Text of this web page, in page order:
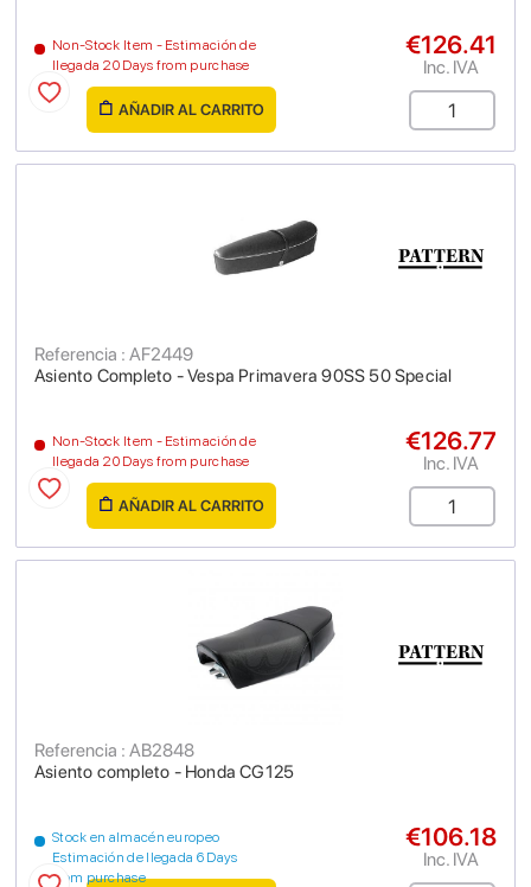
Non-Stock Item - Estimación de
llegada 20 Days from purchase
€126.41
Inc. IVA
AÑADIR AL CARRITO
Asiento Completo - Vespa Primavera 90SS 50 Special
Referencia : AF2449
Non-Stock Item - Estimación de
llegada 20 Days from purchase
€126.77
Inc. IVA
AÑADIR AL CARRITO
Asiento completo - Honda CG125
Referencia : AB2848
Stock en almacén europeo
Estimación de llegada 6 Days
from purchase
€106.18
Inc. IVA